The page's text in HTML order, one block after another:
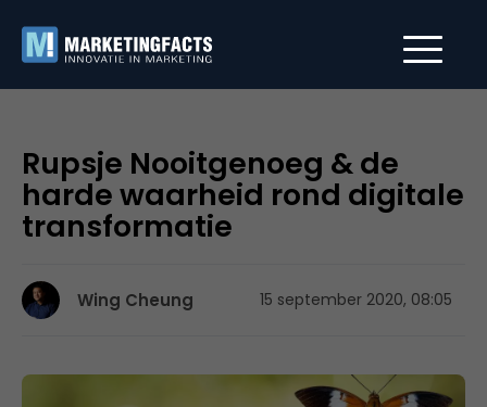
Rupsje Nooitgenoeg & de
harde waarheid rond digitale
transformatie
Wing Cheung 15 september 2020, 08:05